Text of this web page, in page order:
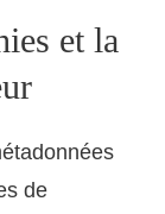
et la
de